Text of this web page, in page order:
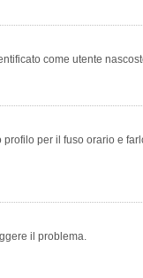
come utente
per il fuso orario e
il problema.